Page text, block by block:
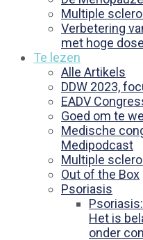
Multiple
Verbetering
met hoge
Te lezen
Alle Artikels
DDW 2023,
EADV
Goed om te
Medische
Medipodcast
Multiple
Out of the Box
Psoriasis
Psoriasis:
Het is
onder